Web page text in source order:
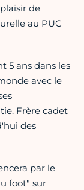
de
au PUC
5 ans dans les
avec le
Frère cadet
des
par le
foot" sur